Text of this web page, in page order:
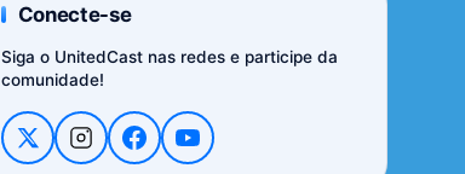
Conecte-se
Siga o UnitedCast nas redes e participe da
comunidade!